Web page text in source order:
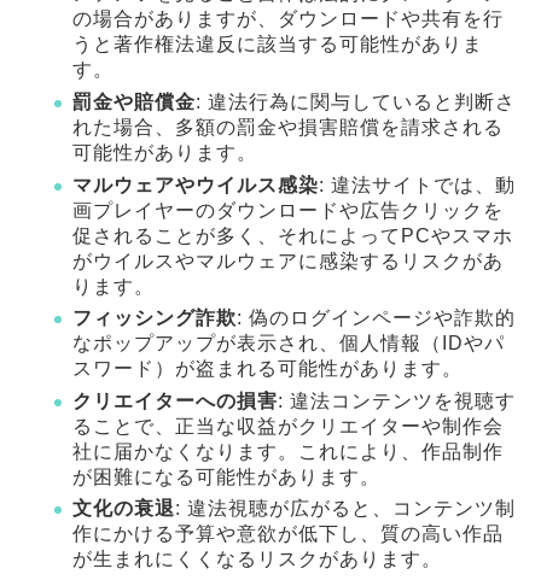
の場合がありますが、ダウンロードや共有を行
うと著作権法違反に該当する可能性がありま
す。
罰金や賠償金: 違法行為に関与していると判断さ
れた場合、多額の罰金や損害賠償を請求される
可能性があります。
マルウェアやウイルス感染: 違法サイトでは、動
画プレイヤーのダウンロードや広告クリックを
促されることが多く、それによってPCやスマホ
がウイルスやマルウェアに感染するリスクがあ
ります。
フィッシング詐欺: 偽のログインページや詐欺的
なポップアップが表示され、個人情報（IDやパ
スワード）が盗まれる可能性があります。
クリエイターへの損害: 違法コンテンツを視聴す
ることで、正当な収益がクリエイターや制作会
社に届かなくなります。これにより、作品制作
が困難になる可能性があります。
文化の衰退: 違法視聴が広がると、コンテンツ制
作にかける予算や意欲が低下し、質の高い作品
が生まれにくくなるリスクがあります。